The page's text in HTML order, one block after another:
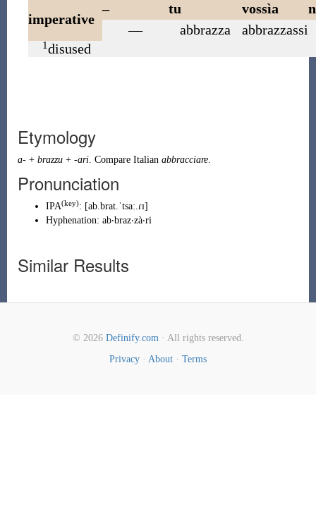
imperative
– tu vossìa
—
abbrazza abbrazzassi
1disused
Etymology
a-+ brazzu+ -ari. Compare Italian abbracciare.
Pronunciation
IPA(key): [ab.brat.ˈtsaː.ɾɪ]
Hyphenation: ab‧braz‧zà‧ri
Similar Results
© 2026 Definify.com· All rights reserved.
Privacy · About · Terms